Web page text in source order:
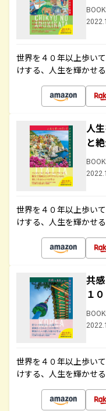
世界を４０年以上歩い
けする、人生を輝かせ
人
と
世界を４０年以上歩い
けする、人生を輝かせ
共
１
世界を４０年以上歩い
けする、人生を輝かせ